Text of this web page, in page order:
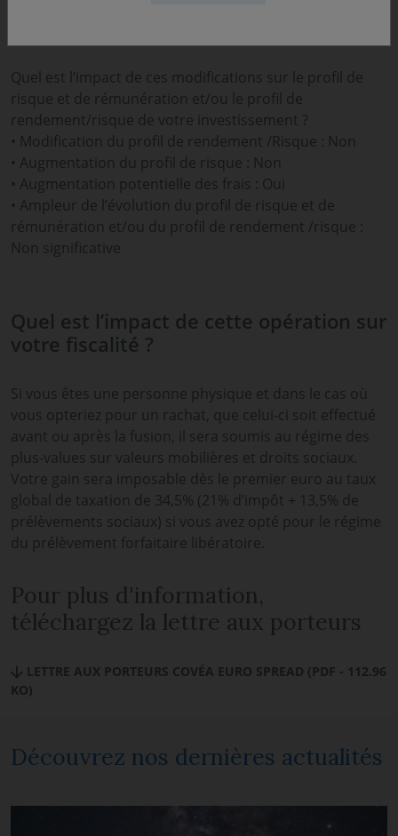
Quel est l’impact de ces modifications sur le profil de
risque et de rémunération et/ou le profil de
rendement/risque de votre investissement ?
• Modification du profil de rendement /Risque : Non
• Augmentation du profil de risque : Non
• Augmentation potentielle des frais : Oui
• Ampleur de l’évolution du profil de risque et de
rémunération et/ou du profil de rendement /risque :
Non significative
Quel est l’impact de cette opération sur
votre fiscalité ?
Si vous êtes une personne physique et dans le cas où
vous opteriez pour un rachat, que celui-ci soit effectué
avant ou après la fusion, il sera soumis au régime des
plus-values sur valeurs mobilières et droits sociaux.
Votre gain sera imposable dès le premier euro au taux
global de taxation de 34,5% (21% d’impôt + 13,5% de
prélèvements sociaux) si vous avez opté pour le régime
du prélèvement forfaitaire libératoire.
Pour plus d'information,
téléchargez la lettre aux porteurs
LETTRE AUX PORTEURS COVÉA EURO SPREAD (PDF - 112.96
KO)
Découvrez nos dernières actualités